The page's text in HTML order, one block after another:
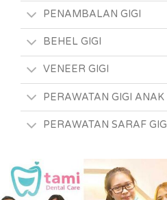
PENAMBALAN GIGI
BEHEL GIGI
VENEER GIGI
PERAWATAN GIGI ANAK
PERAWATAN SARAF GIGI